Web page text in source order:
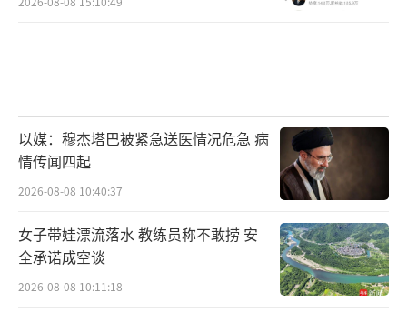
以媒：穆杰塔巴被紧急送医情况危急 病
情传闻四起
2026-08-08 10:40:37
女子带娃漂流落水 教练员称不敢捞 安
全承诺成空谈
2026-08-08 10:11:18